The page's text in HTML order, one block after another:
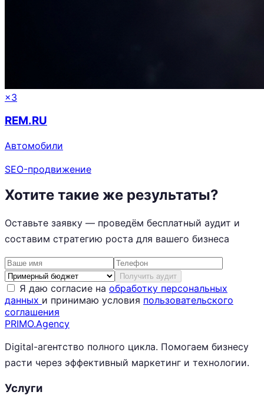
×3
REM.RU
Автомобили
SEO-продвижение
Хотите такие же результаты?
Оставьте заявку — проведём бесплатный аудит и
составим стратегию роста для вашего бизнеса
Получить аудит
Я даю согласие на обработку персональных
данных и принимаю условия пользовательского
соглашения
PRIMO.Agency
Digital-агентство полного цикла. Помогаем бизнесу
расти через эффективный маркетинг и технологии.
Услуги